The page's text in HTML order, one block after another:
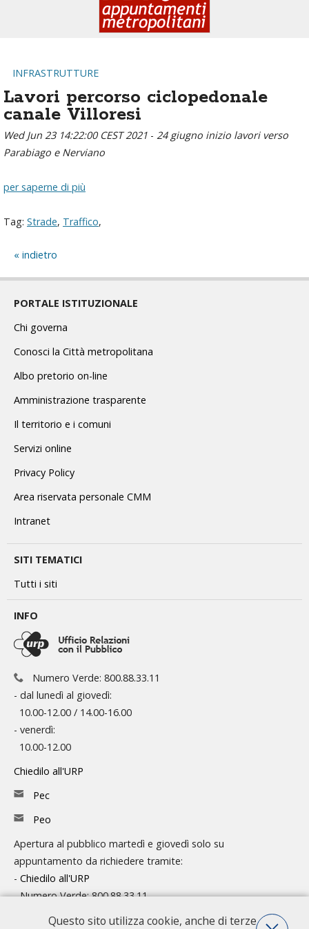
INFRASTRUTTURE
Lavori percorso ciclopedonale
canale Villoresi
Wed Jun 23 14:22:00 CEST 2021 - 24 giugno inizio lavori verso
Parabiago e Nerviano
per saperne di più
Tag: Strade, Traffico,
indietro
PORTALE ISTITUZIONALE
Chi governa
Conosci la Città metropolitana
Albo pretorio on-line
Amministrazione trasparente
Il territorio e i comuni
Servizi online
Privacy Policy
Area riservata personale CMM
Intranet
SITI TEMATICI
Tutti i siti
INFO
Numero Verde: 800.88.33.11
- dal lunedì al giovedì:
10.00-12.00 / 14.00-16.00
- venerdì:
10.00-12.00
Chiedilo all'URP
Pec
Peo
Apertura al pubblico martedì e giovedì solo su
appuntamento da richiedere tramite:
- Chiedilo all'URP
- Numero Verde: 800.88.33.11
Consulta l'organigramma
Questo sito utilizza cookie, anche di terze